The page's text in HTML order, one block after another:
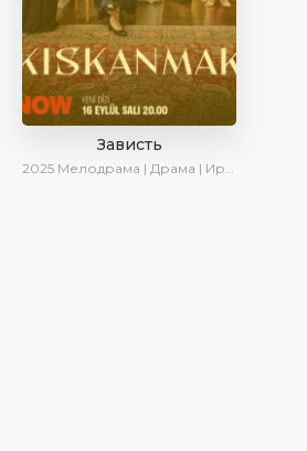
Зависть
2025 Мелодрама | Драма | Ирина Котова | AlisaDirilis | Новинки | Сериалы 2025